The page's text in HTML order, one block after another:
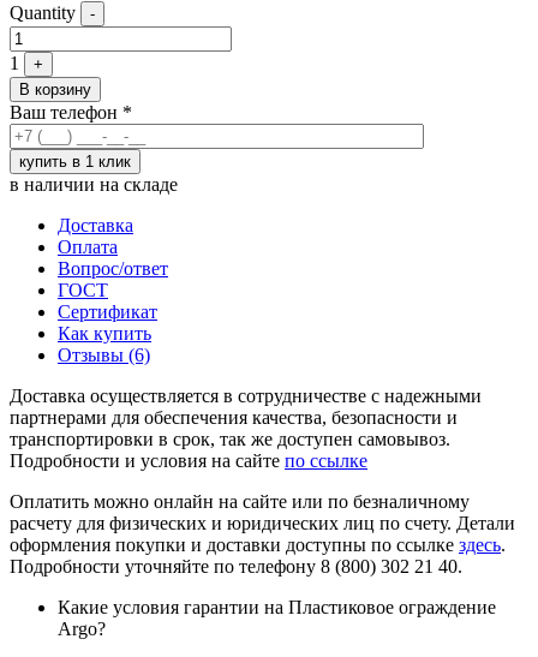
Quantity
-
1
+
В корзину
Ваш телефон *
в наличии на складе
Доставка
Оплата
Вопрос/ответ
ГОСТ
Сертификат
Как купить
Отзывы (6)
Доставка осуществляется в сотрудничестве с надежными
партнерами для обеспечения качества, безопасности и
транспортировки в срок, так же доступен самовывоз.
Подробности и условия на сайте по ссылке
Оплатить можно онлайн на сайте или по безналичному
расчету для физических и юридических лиц по счету. Детали
оформления покупки и доставки доступны по ссылке здесь.
Подробности уточняйте по телефону 8 (800) 302 21 40.
Какие условия гарантии на Пластиковое ограждение
Argo?